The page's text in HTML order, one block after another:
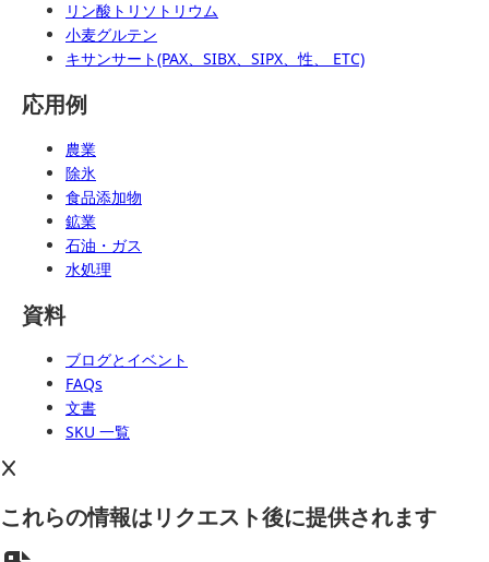
リン酸トリソトリウム
小麦グルテン
キサンサート(PAX、SIBX、SIPX、性、 ETC)
応用例
農業
除氷
食品添加物
鉱業
石油・ガス
水処理
資料
ブログとイベント
FAQs
文書
SKU 一覧
これらの情報はリクエスト後に提供されます